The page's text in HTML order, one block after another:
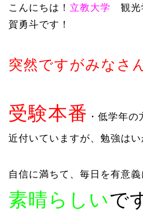
こんにちは！ 立教大学
観光
賀勇斗です！
突然ですがみなさ
受験本番 ・低学年の
近付いていますが、勉強は
自信に満ちて、毎日を有意義
素晴らしいで